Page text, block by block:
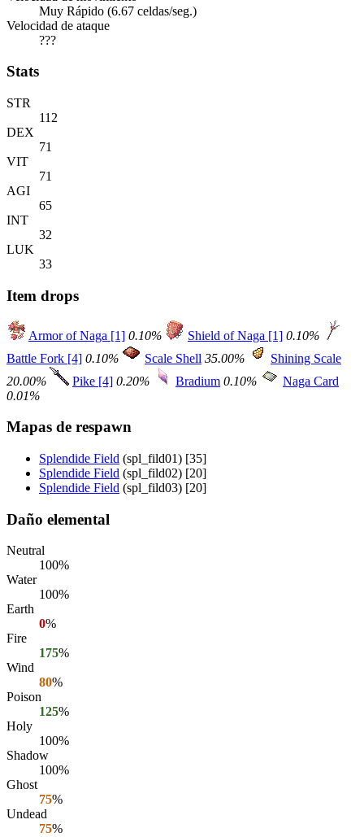
Muy Rápido (6.67 celdas/seg.)
Velocidad de ataque
???
Stats
STR
112
DEX
71
VIT
71
AGI
65
INT
32
LUK
33
Item drops
Armor of Naga [1] 0.10% Shield of Naga [1] 0.10%
Battle Fork [4] 0.10% Scale Shell 35.00%
Shining Scale
20.00%
Pike [4] 0.20% Bradium 0.10%
Naga Card
0.01%
Mapas de respawn
Splendide Field (spl_fild01) [35]
Splendide Field (spl_fild02) [20]
Splendide Field (spl_fild03) [20]
Daño elemental
Neutral
100%
Water
100%
Earth
0%
Fire
175%
Wind
80%
Poison
125%
Holy
100%
Shadow
100%
Ghost
75%
Undead
75%